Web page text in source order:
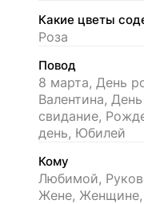
Какие цветы
Роза
Повод
8 марта, День
Валентина,
свидание,
день, Юбилей
Кому
Любимой,
Жене, Женщине,